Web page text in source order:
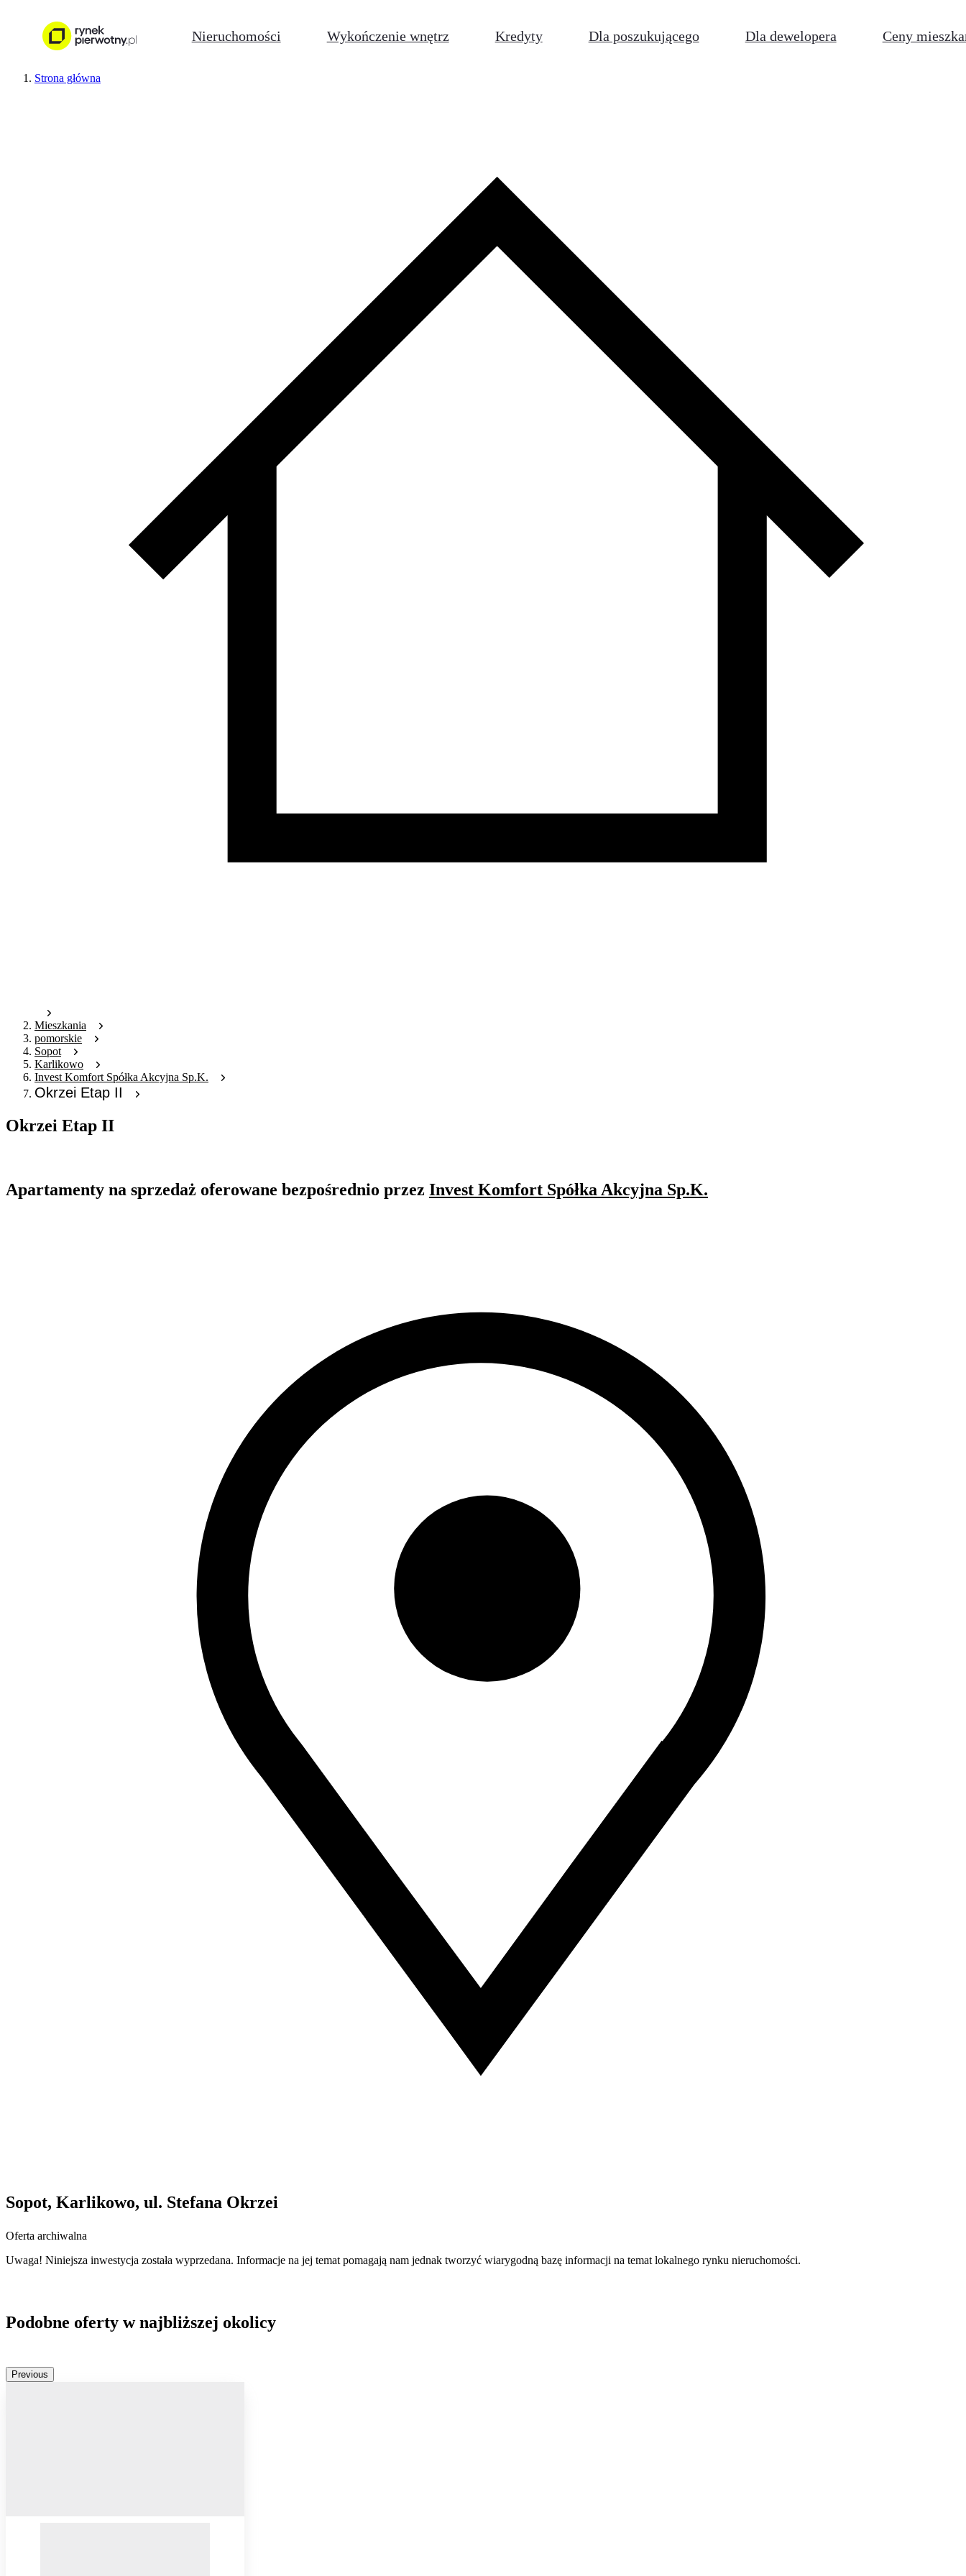
Nieruchomości Wykończenie wnętrz Kredyty Dla poszukującego Dla dewelopera Ceny
Strona główna
Mieszkania
pomorskie
Sopot
Karlikowo
Invest Komfort Spółka Akcyjna Sp.K.
Okrzei Etap II
Okrzei Etap II
Apartamenty na sprzedaż oferowane bezpośrednio przez Invest Komfort Spółka Akcyjna Sp.K.
Sopot, Karlikowo, ul. Stefana Okrzei
Oferta archiwalna
Uwaga! Niniejsza inwestycja została wyprzedana. Informacje na jej temat pomagają nam jednak tworzyć wiarygodną bazę informacji na temat lokalnego rynku nieruchomości.
Podobne oferty w najbliższej okolicy
Previous